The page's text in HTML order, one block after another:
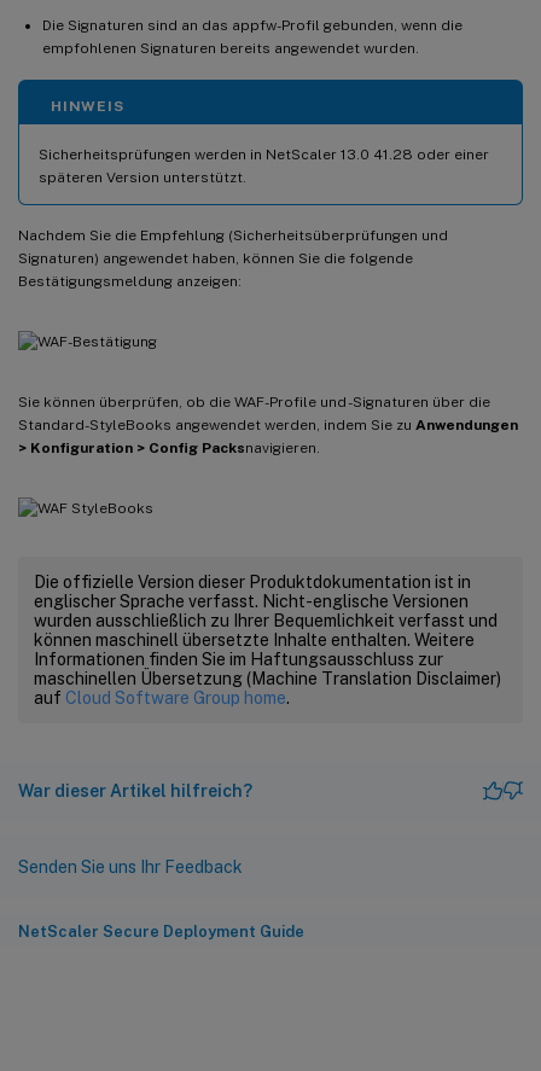
Die Signaturen sind an das appfw-Profil gebunden, wenn die
empfohlenen Signaturen bereits angewendet wurden.
HINWEIS
Sicherheitsprüfungen werden in NetScaler 13.0 41.28 oder einer
späteren Version unterstützt.
Nachdem Sie die Empfehlung (Sicherheitsüberprüfungen und
Signaturen) angewendet haben, können Sie die folgende
Bestätigungsmeldung anzeigen:
Sie können überprüfen, ob die WAF-Profile und -Signaturen über die
Standard-StyleBooks angewendet werden, indem Sie zu Anwendungen
> Konfiguration > Config Packsnavigieren.
Die offizielle Version dieser Produktdokumentation ist in
englischer Sprache verfasst. Nicht-englische Versionen
wurden ausschließlich zu Ihrer Bequemlichkeit verfasst und
können maschinell übersetzte Inhalte enthalten. Weitere
Informationen finden Sie im Haftungsausschluss zur
maschinellen Übersetzung (Machine Translation Disclaimer)
auf Cloud Software Group home.
War dieser Artikel hilfreich?
Senden Sie uns Ihr Feedback
NetScaler Secure Deployment Guide